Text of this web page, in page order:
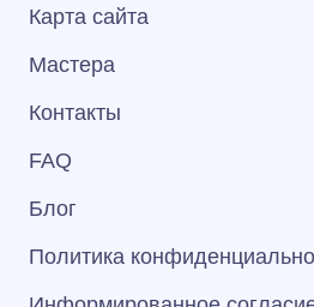
Карта сайта
Мастера
Контакты
FAQ
Блог
Политика